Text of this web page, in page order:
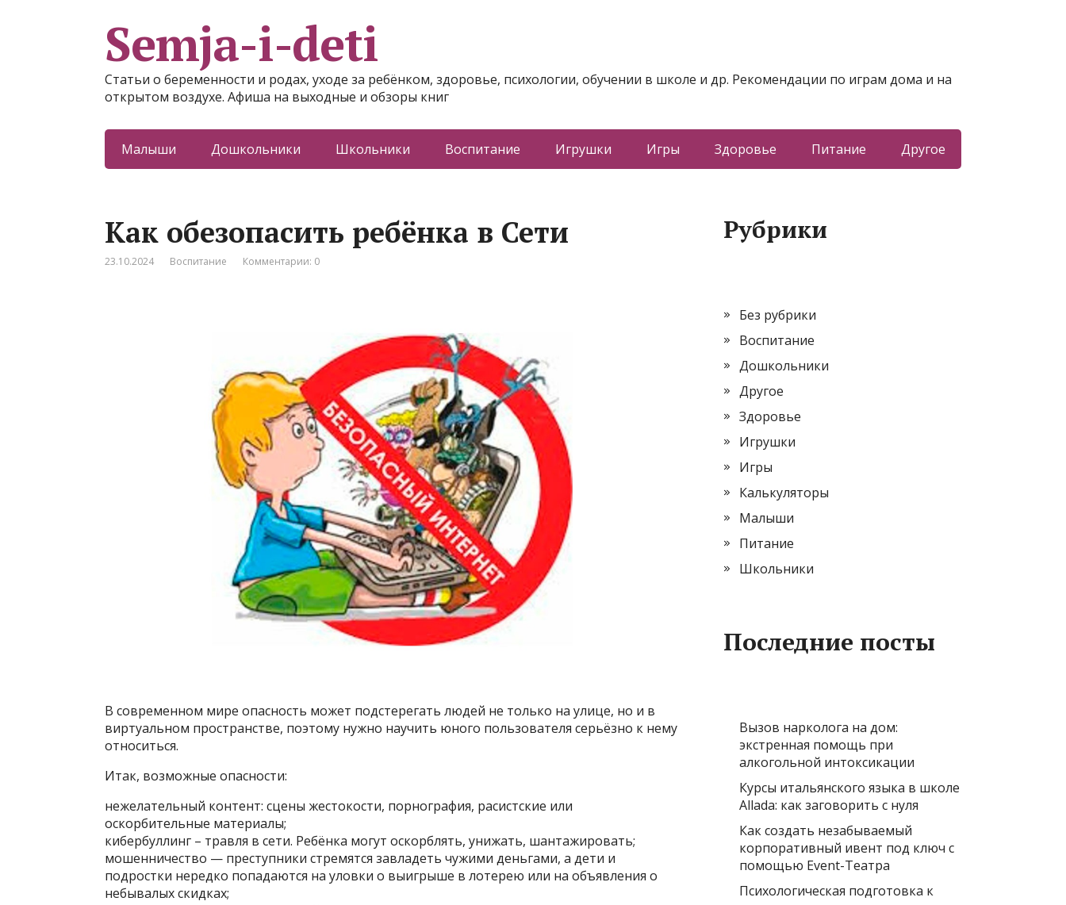
Semja-i-deti
Статьи о беременности и родах, уходе за ребёнком, здоровье, психологии, обучении в школе и др. Рекомендации по играм дома и на
открытом воздухе. Афиша на выходные и обзоры книг
Малыши Дошкольники Школьники Воспитание Игрушки Игры Здоровье Питание Другое
Как обезопасить ребёнка в Сети
23.10.2024 Воспитание Комментарии: 0
В современном мире опасность может подстерегать людей не только на улице, но и в
виртуальном пространстве, поэтому нужно научить юного пользователя серьёзно к нему
относиться.
Итак, возможные опасности:
нежелательный контент: сцены жестокости, порнография, расистские или
оскорбительные материалы;
кибербуллинг – травля в сети. Ребёнка могут оскорблять, унижать, шантажировать;
мошенничество — преступники стремятся завладеть чужими деньгами, а дети и
подростки нередко попадаются на уловки о выигрыше в лотерею или на объявления о
небывалых скидках;
Рубрики
Без рубрики
Воспитание
Дошкольники
Другое
Здоровье
Игрушки
Игры
Калькуляторы
Малыши
Питание
Школьники
Последние посты
Вызов нарколога на дом:
экстренная помощь при
алкогольной интоксикации
Курсы итальянского языка в школе
Allada: как заговорить с нуля
Как создать незабываемый
корпоративный ивент под ключ с
помощью Event-Театра
Психологическая подготовка к